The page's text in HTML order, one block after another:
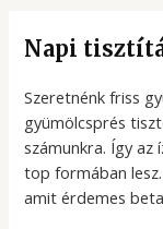
Napi
Szeretnénk friss
gyümölcsprés
számunkra. Így az
top formában
amit érdemes